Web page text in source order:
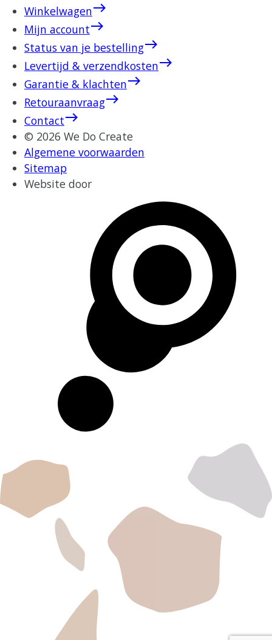
Winkelwageneast
Mijn accounteast
Status van je bestellingeast
Levertijd & verzendkosteneast
Garantie & klachteneast
Retouraanvraageast
Contacteast
© 2026 We Do Create
Algemene voorwaarden
Sitemap
Website door